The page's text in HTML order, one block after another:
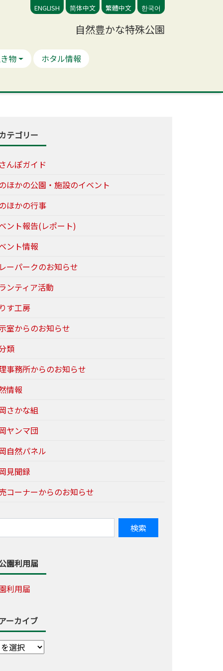
ENGLISH 简体中文 繁體中文 한국어
自然豊かな特殊公園
物 ホタル情報
テゴリー
んぽガイド
ほかの公園・施設のイベント
ほかの行事
ント報告(レポート)
ント情報
ーパークのお知らせ
ンティア活動
す工房
室からのお知らせ
類
事務所からのお知らせ
情報
さかな組
ヤンマ団
自然パネル
見聞録
コーナーからのお知らせ
園利用届
利用届
ーカイブ